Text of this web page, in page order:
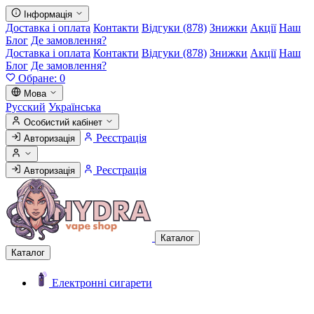
Інформація
Доставка і оплата Контакти Відгуки (878) Знижки Акції Наш
Блог Де замовлення?
Доставка і оплата Контакти Відгуки (878) Знижки Акції Наш
Блог Де замовлення?
Обране: 0
Мова
Русский Українська
Особистий кабінет
Авторизація
Реєстрація
Авторизація Реєстрація
Каталог
Каталог
Електронні сигарети